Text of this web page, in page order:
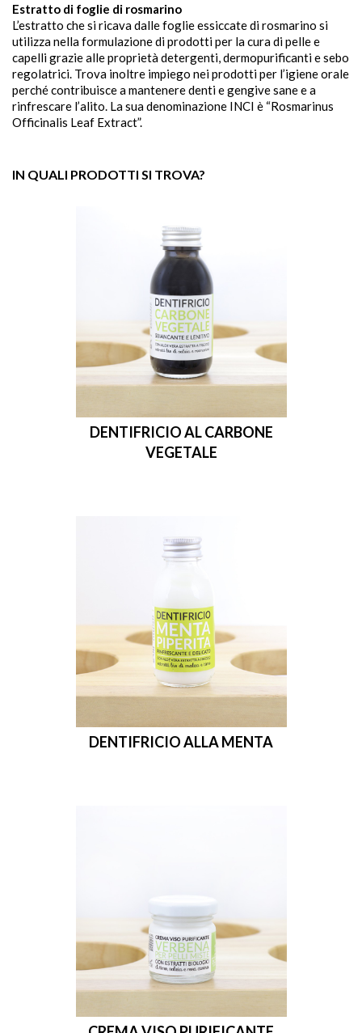
Estratto di foglie di rosmarino
L’estratto che si ricava dalle foglie essiccate di rosmarino si
utilizza nella formulazione di prodotti per la cura di pelle e
capelli grazie alle proprietà detergenti, dermopurificanti e sebo
regolatrici. Trova inoltre impiego nei prodotti per l’igiene orale
perché contribuisce a mantenere denti e gengive sane e a
rinfrescare l’alito. La sua denominazione INCI è “Rosmarinus
Officinalis Leaf Extract”.
IN QUALI PRODOTTI SI TROVA?
DENTIFRICIO AL CARBONE
VEGETALE
DENTIFRICIO ALLA MENTA